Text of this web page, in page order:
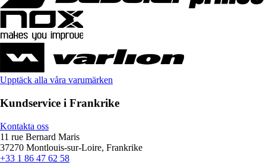
Upptäck alla våra varumärken
Kundservice i Frankrike
Kontakta oss
11 rue Bernard Maris
37270 Montlouis-sur-Loire, Frankrike
+33 1 86 47 62 58